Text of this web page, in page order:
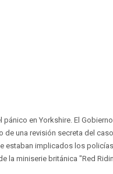
en Yorkshire. El
de una revisión secreta del
estaban implicados los
la miniserie británica "Red